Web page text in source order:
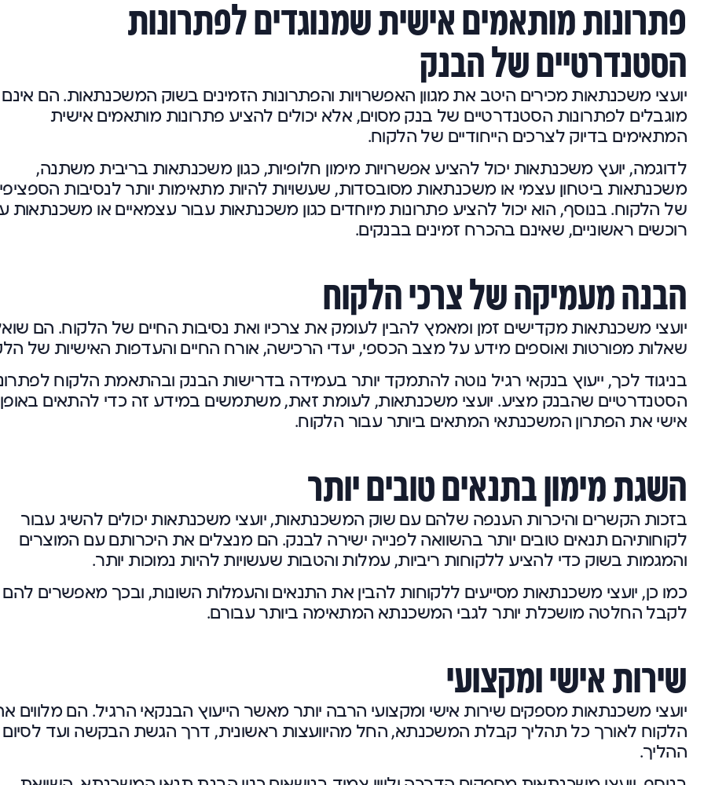
פתרונות מותאמים אישית שמנוגדים לפתרונות
הסטנדרטיים של הבנק
יועצי משכנתאות מכירים היטב את מגוון האפשרויות והפתרונות הזמינים בשוק המשכנתאות. הם אינם
מוגבלים לפתרונות הסטנדרטיים של בנק מסוים, אלא יכולים להציע פתרונות מותאמים אישית
המתאימים בדיוק לצרכים הייחודיים של הלקוח.
לדוגמה, יועץ משכנתאות יכול להציע אפשרויות מימון חלופיות, כגון משכנתאות בריבית משתנה,
משכנתאות ביטחון עצמי או משכנתאות מסובסדות, שעשויות להיות מתאימות יותר לנסיבות
של הלקוח. בנוסף, הוא יכול להציע פתרונות מיוחדים כגון משכנתאות עבור עצמאיים או משכנתאות
רוכשים ראשוניים, שאינם בהכרח זמינים בבנקים.
הבנה מעמיקה של צרכי הלקוח
יועצי משכנתאות מקדישים זמן ומאמץ להבין לעומק את צרכיו ואת נסיבות החיים של הלקוח. הם
שאלות מפורטות ואוספים מידע על מצב הכספי, יעדי הרכישה, אורח החיים והעדפות האישיות של
בניגוד לכך, ייעוץ בנקאי רגיל נוטה להתמקד יותר בעמידה בדרישות הבנק ובהתאמת הלקוח
הסטנדרטיים שהבנק מציע. יועצי משכנתאות, לעומת זאת, משתמשים במידע זה כדי להתאים באופן
אישי את הפתרון המשכנתאי המתאים ביותר עבור הלקוח.
השגת מימון בתנאים טובים יותר
בזכות הקשרים והיכרות הענפה שלהם עם שוק המשכנתאות, יועצי משכנתאות יכולים להשיג עבור
לקוחותיהם תנאים טובים יותר בהשוואה לפנייה ישירה לבנק. הם מנצלים את היכרותם עם המוצרים
והמגמות בשוק כדי להציע ללקוחות ריביות, עמלות והטבות שעשויות להיות נמוכות יותר.
כמו כן, יועצי משכנתאות מסייעים ללקוחות להבין את התנאים והעמלות השונות, ובכך מאפשרים להם
לקבל החלטה מושכלת יותר לגבי המשכנתא המתאימה ביותר עבורם.
שירות אישי ומקצועי
יועצי משכנתאות מספקים שירות אישי ומקצועי הרבה יותר מאשר הייעוץ הבנקאי הרגיל. הם מלווים
הלקוח לאורך כל תהליך קבלת המשכנתא, החל מהיוועצות ראשונית, דרך הגשת הבקשה ועד לסיום
ההליך.